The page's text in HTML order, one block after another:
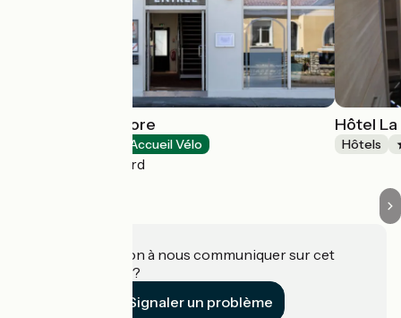
Hôtel Le Passiflore
Accueil Vélo
Châteaubernard
Hôtel
Hôtels
Une information à nous communiquer sur cet
établissement ?
Signaler un problème